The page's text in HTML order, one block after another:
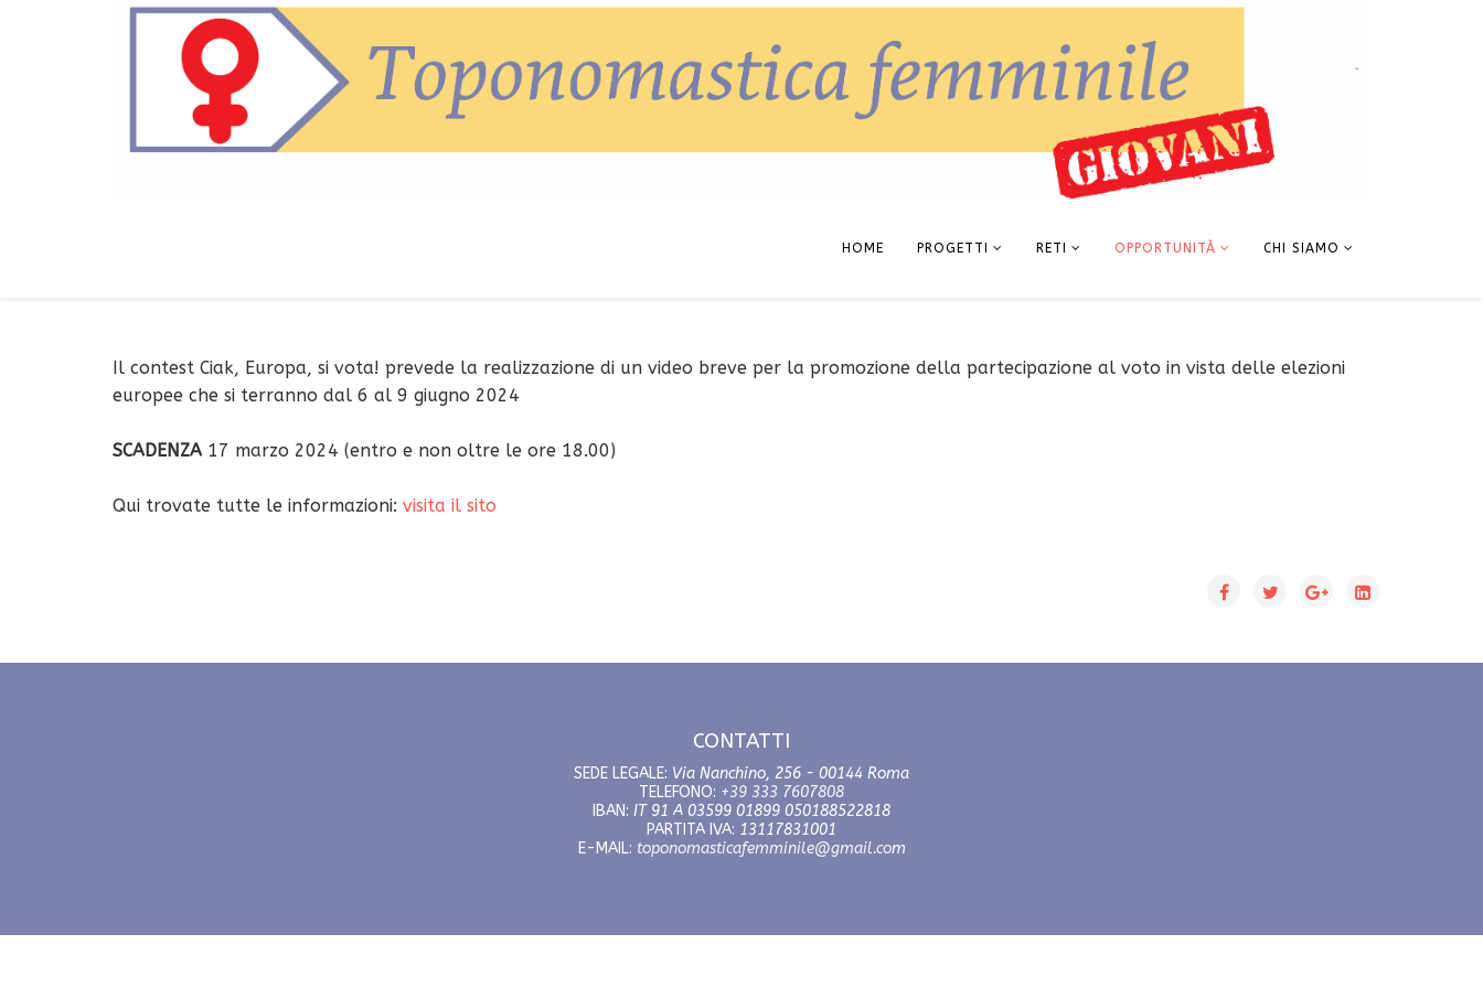
HOME PROGETTI RETI OPPORTUNITÀ CHI SIAMO
Il contest Ciak, Europa, si vota! prevede la realizzazione di un video breve per la promozione della partecipazione al voto in vista delle elezioni
europee che si terranno dal 6 al 9 giugno 2024
SCADENZA 17 marzo 2024 (entro e non oltre le ore 18.00)
Qui trovate tutte le informazioni: visita il sito
CONTATTI
SEDE LEGALE: Via Nanchino, 256 - 00144 Roma
TELEFONO: +39 333 7607808
IBAN: IT 91 A 03599 01899 050188522818
PARTITA IVA: 13117831001
E-MAIL: toponomasticafemminile@gmail.com